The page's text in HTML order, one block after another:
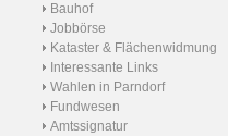
Bauhof
Jobbörse
Kataster & Flächenwidmung
Interessante Links
Wahlen in Parndorf
Fundwesen
Amtssignatur